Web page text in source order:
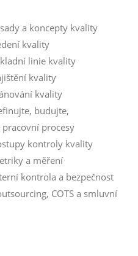
a koncepty kvality
kvality
linie kvality
kvality
kvality
budujte,
procesy
kontroly kvality
a měření
kontrola a bezpečnost
COTS a smluvní